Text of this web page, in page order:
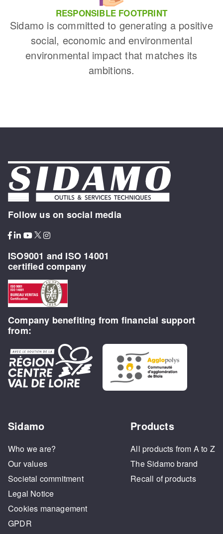
RESPONSIBLE FOOTPRINT
Sidamo is committed to generating a positive
social, economic and environmental
environmental impact that matches its
ambitions.
Follow us on social media
ISO9001 and ISO 14001
certified company
Company benefiting from financial support
from:
Sidamo
Who we are?
Our values
Societal commitment
Legal Notice
Cookies management
GPDR
Products
All products from A to Z
The Sidamo brand
Recall of products